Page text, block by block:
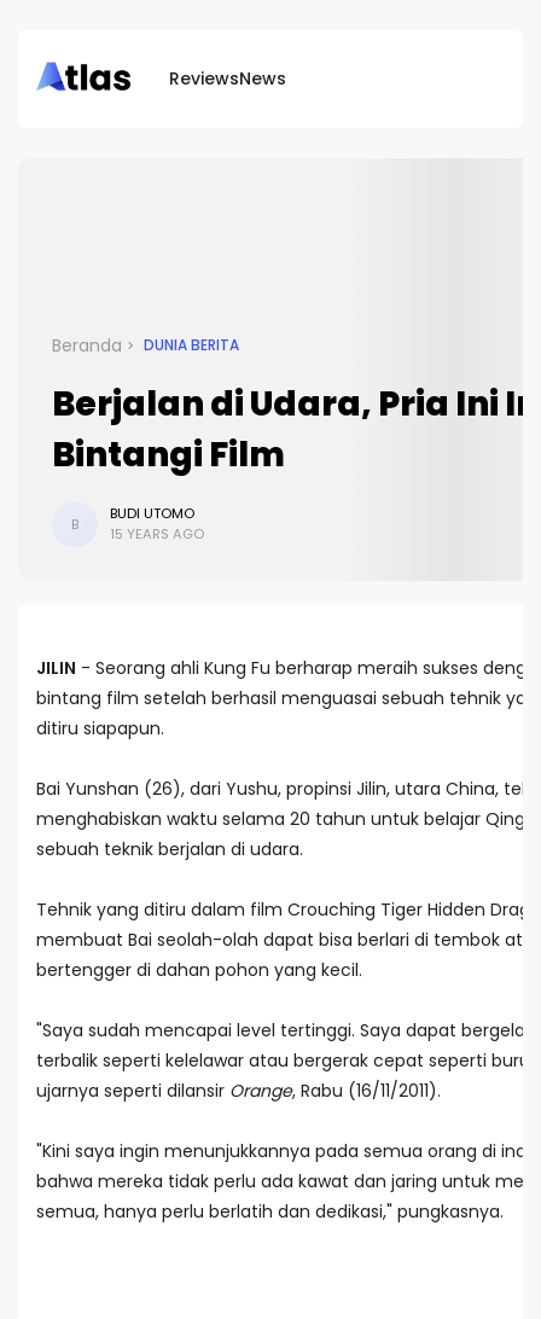
ReviewsNews
Beranda DUNIA BERITA
Berjalan di Udara, Pria Ini
Bintangi Film
B
BUDI UTOMO
15 YEARS AGO
JILIN - Seorang ahli Kung Fu berharap meraih sukses
bintang film setelah berhasil menguasai sebuah tehnik
ditiru siapapun.
Bai Yunshan (26), dari Yushu, propinsi Jilin, utara China,
menghabiskan waktu selama 20 tahun untuk belajar Qing-
sebuah teknik berjalan di udara.
Tehnik yang ditiru dalam film Crouching Tiger Hidden
membuat Bai seolah-olah dapat bisa berlari di tembok
bertengger di dahan pohon yang kecil.
"Saya sudah mencapai level tertinggi. Saya dapat
terbalik seperti kelelawar atau bergerak cepat seperti
ujarnya seperti dilansir Orange, Rabu (16/11/2011).
"Kini saya ingin menunjukkannya pada semua orang di
bahwa mereka tidak perlu ada kawat dan jaring untuk
semua, hanya perlu berlatih dan dedikasi," pungkasnya.